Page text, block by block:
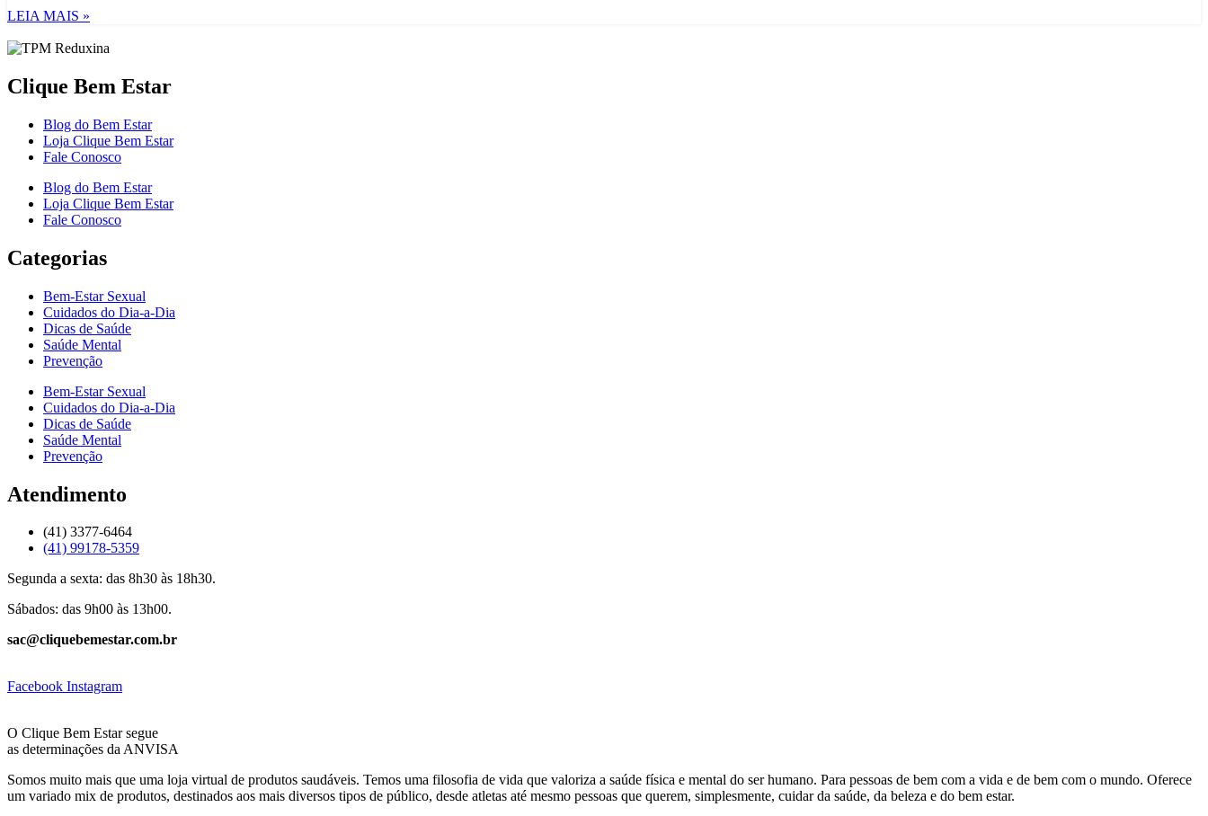
LEIA MAIS »
Clique Bem Estar
Blog do Bem Estar
Loja Clique Bem Estar
Fale Conosco
Blog do Bem Estar
Loja Clique Bem Estar
Fale Conosco
Categorias
Bem-Estar Sexual
Cuidados do Dia-a-Dia
Dicas de Saúde
Saúde Mental
Prevenção
Bem-Estar Sexual
Cuidados do Dia-a-Dia
Dicas de Saúde
Saúde Mental
Prevenção
Atendimento
(41) 3377-6464
(41) 99178-5359
Segunda a sexta: das 8h30 às 18h30.
Sábados: das 9h00 às 13h00.
sac@cliquebemestar.com.br
Facebook Instagram
O Clique Bem Estar segue
as determinações da ANVISA
Somos muito mais que uma loja virtual de produtos saudáveis. Temos uma filosofia de vida que valoriza a saúde física e mental do ser humano. Para pessoas de bem com a vida e de bem com o mundo. Oferece
um variado mix de produtos, destinados aos mais diversos tipos de público, desde atletas até mesmo pessoas que querem, simplesmente, cuidar da saúde, da beleza e do bem estar.